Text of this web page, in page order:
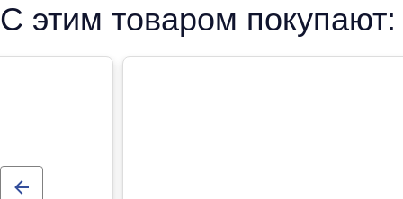
отопления
С этим товаром покупают: